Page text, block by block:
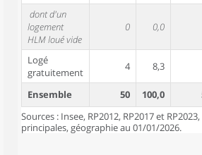
dont d'un
logement
HLM loué vide
0 0,0
Logé
gratuitement
4 8,3
Ensemble 50 100,0
Sources : Insee, RP2012, RP2017 et
principales, géographie au 01/01/2026.